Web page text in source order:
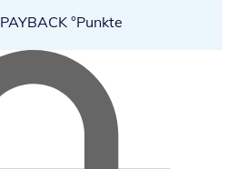
PAYBACK °Punkte